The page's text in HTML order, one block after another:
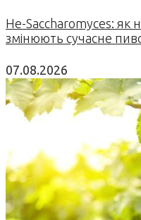
Не-Saccharomyces: як
змінюють сучасне
07.08.2026